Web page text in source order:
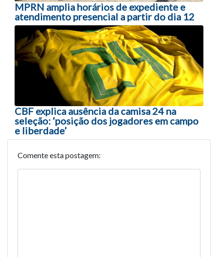
MPRN amplia horários de expediente e
atendimento presencial a partir do dia 12
CBF explica ausência da camisa 24 na
seleção: ‘posição dos jogadores em campo
e liberdade’
Comente esta postagem: